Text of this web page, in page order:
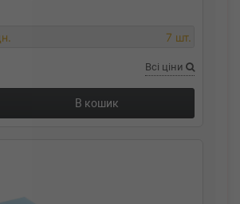
7 шт.
Всі ціни
В кошик